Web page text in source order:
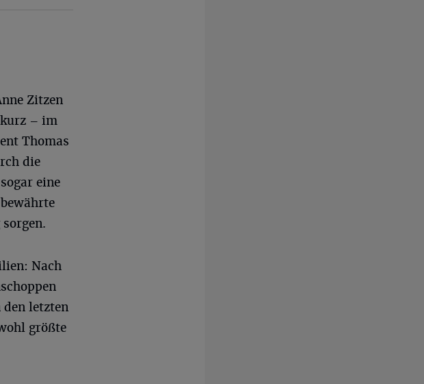
Zitzen
– im
Thomas
die
eine
Nach
den letzten
größte